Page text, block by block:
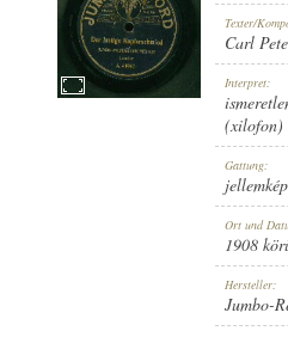
1908 KÖRÜL
JUMBO-RECORD
Texter/
Carl
Interpret:
(xilofon)
Gattung:
jellemkép
Ort und
1908
Hersteller:
Jumbo-